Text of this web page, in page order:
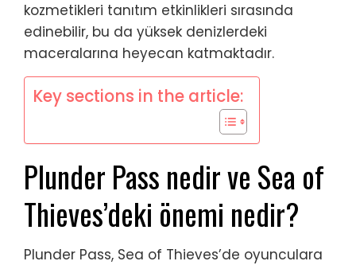
kozmetikleri tanıtım etkinlikleri sırasında
edinebilir, bu da yüksek denizlerdeki
maceralarına heyecan katmaktadır.
Key sections in the article:
Plunder Pass nedir ve Sea of
Thieves’deki önemi nedir?
Plunder Pass, Sea of Thieves’de oyunculara